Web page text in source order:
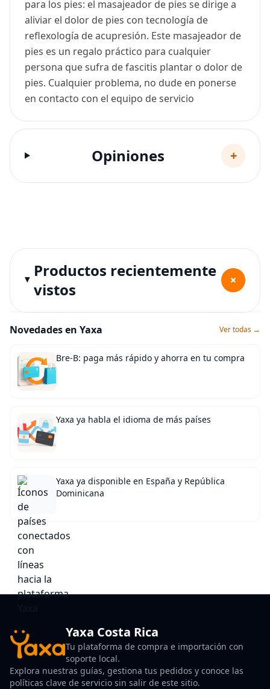
para los pies: el masajeador de pies se dirige a
aliviar el dolor de pies con tecnología de
reflexología de acupresión. Este masajeador de
pies es un regalo práctico para cualquier
persona que sufra de fascitis plantar o dolor de
pies. Cualquier problema, no dude en ponerse
en contacto con el equipo de servicio
Opiniones +
Productos recientemente
vistos
+
Novedades en Yaxa Ver todas →
Bre-B: paga más rápido y ahorra en tu compra
Yaxa ya habla el idioma de más países
Yaxa ya disponible en España y República
Dominicana
Yaxa Costa Rica
Tu plataforma de compra e importación con
soporte local.
Explora nuestras guías, gestiona tus pedidos y conoce las
políticas clave de servicio sin salir de este sitio.